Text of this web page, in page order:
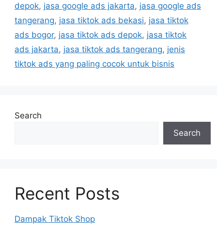
depok, jasa google ads jakarta, jasa google ads
tangerang, jasa tiktok ads bekasi, jasa tiktok
ads bogor, jasa tiktok ads depok, jasa tiktok
ads jakarta, jasa tiktok ads tangerang, jenis
tiktok ads yang paling cocok untuk bisnis
Search
Search
Recent Posts
Dampak Tiktok Shop